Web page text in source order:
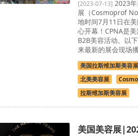
[2023-07-13] 2023
展（Cosmoprof
地时间7月11日在
心开幕！CPNA是
B2B美容活动。以
来最新的展会现场
美国拉斯维加斯美容展
北美美容展
拉斯维加斯美容展
美国美容展